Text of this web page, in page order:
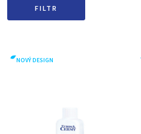
FILTR
NOVÝ DESIGN